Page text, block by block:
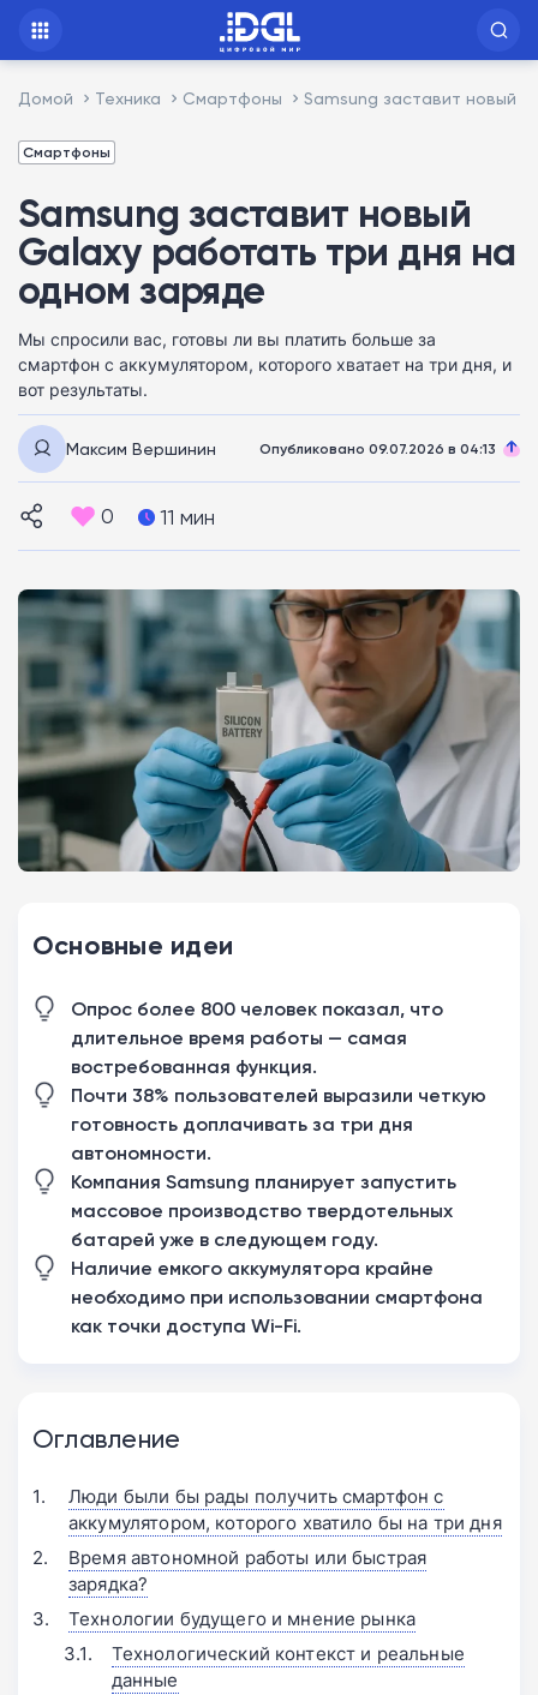
Домой Техника Смартфоны Samsung заставит новый
Смартфоны
Samsung заставит новый
Galaxy работать три дня на
одном заряде
Мы спросили вас, готовы ли вы платить больше за
смартфон с аккумулятором, которого хватает на три дня, и
вот результаты.
Максим Вершинин Опубликовано 09.07.2026 в 04:13
0 11 мин
Основные идеи
Опрос более 800 человек показал, что
длительное время работы — самая
востребованная функция.
Почти 38% пользователей выразили четкую
готовность доплачивать за три дня
автономности.
Компания Samsung планирует запустить
массовое производство твердотельных
батарей уже в следующем году.
Наличие емкого аккумулятора крайне
необходимо при использовании смартфона
как точки доступа Wi-Fi.
Оглавление
Люди были бы рады получить смартфон с
аккумулятором, которого хватило бы на три дня
Время автономной работы или быстрая
зарядка?
Технологии будущего и мнение рынка
Технологический контекст и реальные
данные